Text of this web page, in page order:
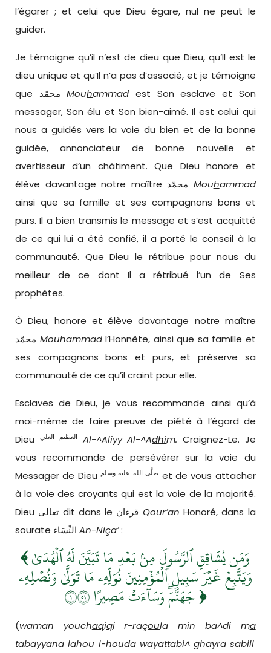
l’égarer ; et celui que Dieu égare, nul ne peut le
guider.
Je témoigne qu’il n’est de dieu que Dieu, qu’Il est le
dieu unique et qu’Il n’a pas d’associé, et je témoigne
que محمّدMouhammad est Son esclave et Son
messager, Son élu et Son bien-aimé. Il est celui qui
nous a guidés vers la voie du bien et de la bonne
guidée, annonciateur de bonne nouvelle et
avertisseur d’un châtiment. Que Dieu honore et
Mouhammad
ainsi que sa famille et ses compagnons bons et
purs. Il a bien transmis le message et s’est acquitté
de ce qui lui a été confié, il a porté le conseil à la
communauté. Que Dieu le rétribue pour nous du
meilleur de ce dont Il a rétribué l’un de Ses
prophètes.
Ô Dieu, honore et élève davantage notre maître
Mouhammadl’Honnête, ainsi que sa famille et
ses compagnons bons et purs, et préserve sa
communauté de ce qu’il craint pour elle.
Esclaves de Dieu, je vous recommande ainsi qu’à
moi-même de faire preuve de piété à l’égard de
Dieu
العظيم العلي Al-^Aliyy Al-^Adhim.Craignez-Le. Je
vous recommande de persévérer sur la voie du
Messager de Dieuصلَّى الله عليه وسلم et de vous attacher
à la voie des croyants qui est la voie de la majorité.
Qour’an Honoré, dans la
An-Niça’:
﴾وَمَن يُشَاقِقِ ٱلرَّسُولَ مِنۢ بَعۡدِ مَا تَبَيَّنَ لَهُ ٱلۡهُدَىٰ
وَيَتَّبِعۡ غَيۡرَ سَبِيلِ ٱلۡمُؤۡمِنِينَ نُوَلِّهِۦ مَا تَوَلَّىٰ وَنُصۡلِهِۦ
﴿
(waman youchaqiqi r-raçoula min ba^di ma
tabayyana lahou l-houdawayattabi^ ghayra sabili